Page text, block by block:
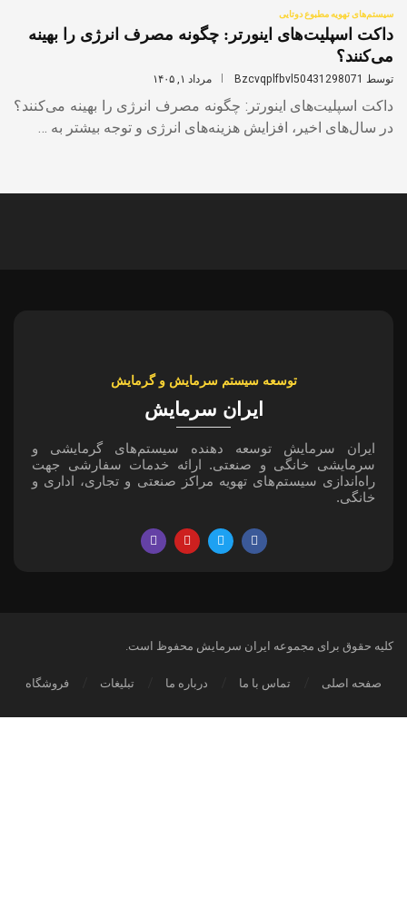
سیستم‌های تهویه مطبوع دوتایی
داکت اسپلیت‌های اینورتر: چگونه مصرف انرژی را بهینه
می‌کنند؟
توسط Bzcvqplfbvl50431298071 مرداد ۱, ۱۴۰۵
داکت اسپلیت‌های اینورتر: چگونه مصرف انرژی را بهینه می‌کنند؟
در سال‌های اخیر، افزایش هزینه‌های انرژی و توجه بیشتر به …
توسعه سیستم سرمایش و گرمایش
ایران سرمایش
ایران سرمایش توسعه دهنده سیستم‌های گرمایشی و
سرمایشی خانگی و صنعتی. ارائه خدمات سفارشی جهت
راه‌اندازی سیستم‌های تهویه مراکز صنعتی و تجاری، اداری و
خانگی.
کلیه حقوق برای مجموعه ایران سرمایش محفوظ است.
صفحه اصلی تماس با ما درباره ما تبلیغات فروشگاه